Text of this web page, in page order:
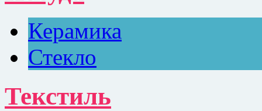
Керамика
Стекло
Текстиль